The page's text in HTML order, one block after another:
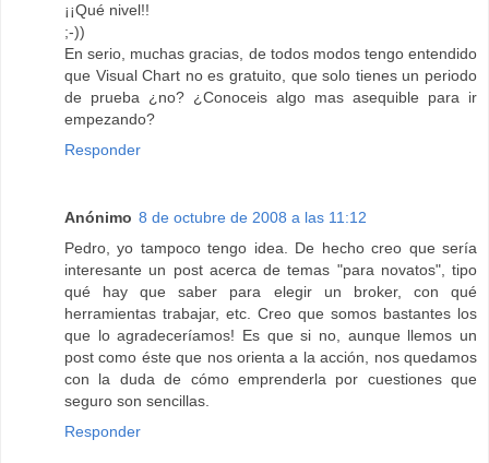
¡¡Qué nivel!!
;-))
En serio, muchas gracias, de todos modos tengo entendido
que Visual Chart no es gratuito, que solo tienes un periodo
de prueba ¿no? ¿Conoceis algo mas asequible para ir
empezando?
Responder
Anónimo 8 de octubre de 2008 a las 11:12
Pedro, yo tampoco tengo idea. De hecho creo que sería
interesante un post acerca de temas "para novatos", tipo
qué hay que saber para elegir un broker, con qué
herramientas trabajar, etc. Creo que somos bastantes los
que lo agradeceríamos! Es que si no, aunque llemos un
post como éste que nos orienta a la acción, nos quedamos
con la duda de cómo emprenderla por cuestiones que
seguro son sencillas.
Responder